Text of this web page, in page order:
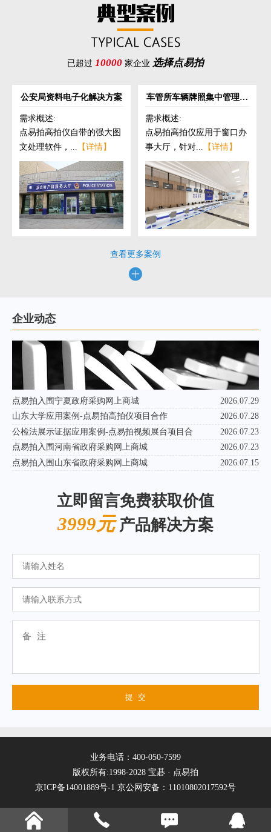
已超过 10000 家企业 选择点易拍
公安局资料电子化解决方案
需求概述:
点易拍高拍仪自带的强大图
文处理软件，... 【详情】
车管所车辆牌照集中管理解
需求概述:
点易拍高拍仪应用于窗口办
事大厅，针对... 【详情】
查看更多案例
企业动态
点易拍入围宁夏政府采购网上商城
2026.07.29
山东大学应用案例-点易拍高拍仪项目合作
2026.07.28
公检法展示证据应用案例-点易拍视频展台项目合
2026.07.23
点易拍入围河南省政府采购网上商城
2026.07.23
点易拍入围山东省政府采购网上商城
2026.07.15
立即留言免费获取价值
3999元产品解决方案
业务电话：400-050-7599
版权所有:1998-2028 宝碁 · 点易拍
京ICP备14001889号-1 京公网安备：11010802017592号